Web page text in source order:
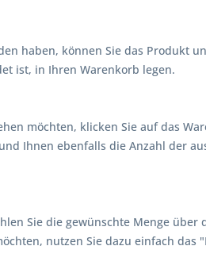
haben, können Sie das Produkt
ist, in Ihren Warenkorb legen.
möchten, klicken Sie auf das
Ihnen ebenfalls die Anzahl der
Sie die gewünschte Menge über
nutzen Sie dazu einfach das